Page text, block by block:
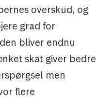
overskud, og
grad for
bliver endnu
skat giver bedre
men
flere